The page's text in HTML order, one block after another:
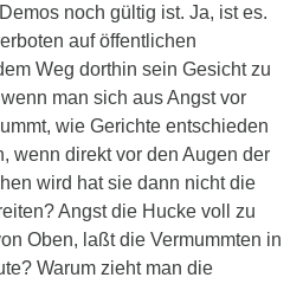
noch gültig ist. Ja, ist es.
auf öffentlichen
Weg dorthin sein Gesicht zu
man sich aus Angst vor
wie Gerichte entschieden
wenn direkt vor den Augen der
wird hat sie dann nicht die
Angst die Hucke voll zu
Oben, laßt die Vermummten in
Warum zieht man die